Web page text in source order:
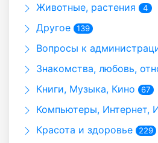
Животные, растения 4
Другое 139
Вопросы к
Знакомства, любовь,
Книги, Музыка, Кино 67
Компьютеры, Интернет,
Красота и здоровье 229